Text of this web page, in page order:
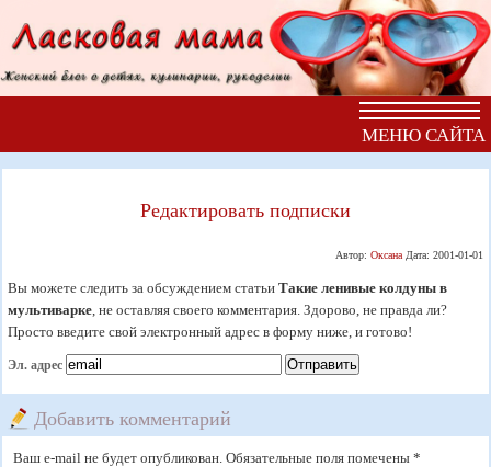
МЕНЮ САЙТА
Редактировать подписки
Автор: ОксанаДата: 2001-01-01
Вы можете следить за обсуждением статьиТакие ленивые колдуны в
мультиварке , не оставляя своего комментария. Здорово, не правда ли?
Просто введите свой электронный адрес в форму ниже, и готово!
Эл. адрес
Добавить комментарий
Ваш e-mail не будет опубликован. Обязательные поля помечены *